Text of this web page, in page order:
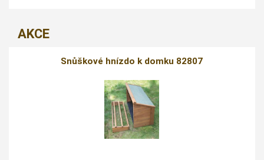
AKCE
Snůškové hnízdo k domku 82807